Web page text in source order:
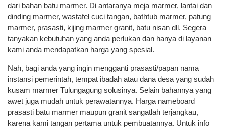
dari bahan batu marmer. Di antaranya meja marmer, lantai dan
dinding marmer, wastafel cuci tangan, bathtub marmer, patung
marmer, prasasti, kijing marmer granit, batu nisan dll. Segera
tanyakan kebutuhan yang anda perlukan dan hanya di layanan
kami anda mendapatkan harga yang spesial.
Nah, bagi anda yang ingin mengganti prasasti/papan nama
instansi pemerintah, tempat ibadah atau dana desa yang sudah
kusam marmer Tulungagung solusinya. Selain bahannya yang
awet juga mudah untuk perawatannya. Harga nameboard
prasasti batu marmer maupun granit sangatlah terjangkau,
karena kami tangan pertama untuk pembuatannya. Untuk info